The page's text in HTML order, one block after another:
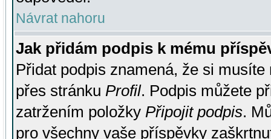
Návrat nahoru
Jak přidám podpis k mému
Přidat podpis znamená, že si
přes stránku Profil. Podpis můžete
zatržením položky Připojit podpis.
pro všechny vaše příspěvky